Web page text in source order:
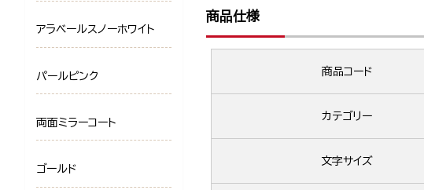
商品仕様
商品コード
カテゴリー
文字サイズ
アラベールスノーホワイト
パールピンク
両面ミラーコート
ゴールド